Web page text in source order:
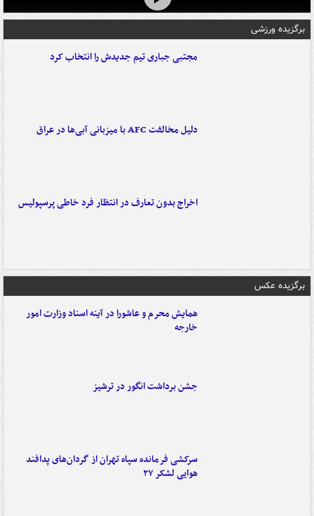
برگزیده ورزشی
مجتبی جباری تیم جدیدش را انتخاب کرد
دلیل مخالفت AFC با میزبانی آبی‌ها در عراق
اخراج بدون تعارف در انتظار فرد خاطی پرسپولیس
برگزیده عکس
همایش محرم و عاشورا در آینه اسناد وزارت امور
خارجه
جشن برداشت انگور در ترشیز
سرکشی فرمانده سپاه تهران از گردان‌های پدافند
هوایی لشکر ۲۷